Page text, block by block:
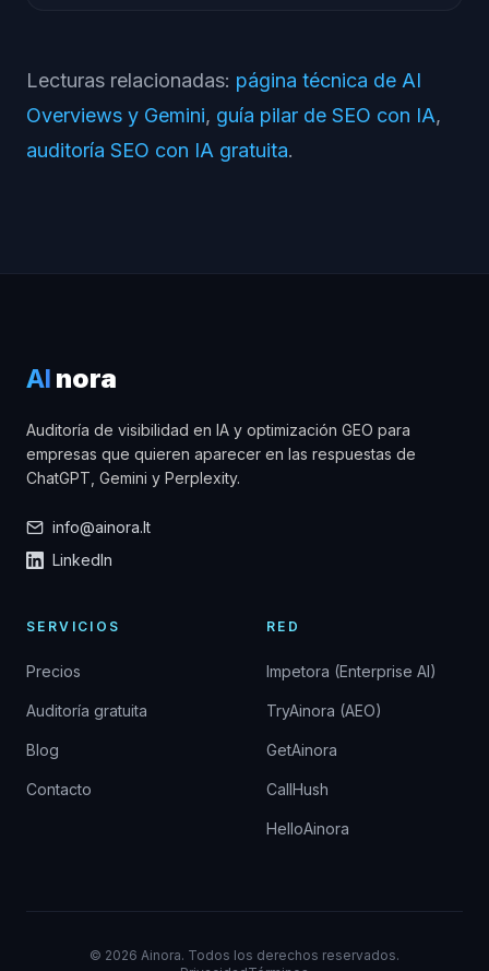
Lecturas relacionadas: página técnica de AI
Overviews y Gemini, guía pilar de SEO con IA,
auditoría SEO con IA gratuita.
AI nora
Auditoría de visibilidad en IA y optimización GEO para
empresas que quieren aparecer en las respuestas de
ChatGPT, Gemini y Perplexity.
info@ainora.lt
LinkedIn
SERVICIOS
Precios
Auditoría gratuita
Blog
Contacto
RED
Impetora (Enterprise AI)
TryAinora (AEO)
GetAinora
CallHush
HelloAinora
© 2026 Ainora. Todos los derechos reservados.